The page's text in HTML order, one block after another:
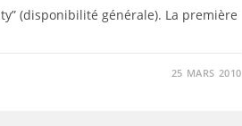
(disponibilité générale). La première
25 MARS 2010